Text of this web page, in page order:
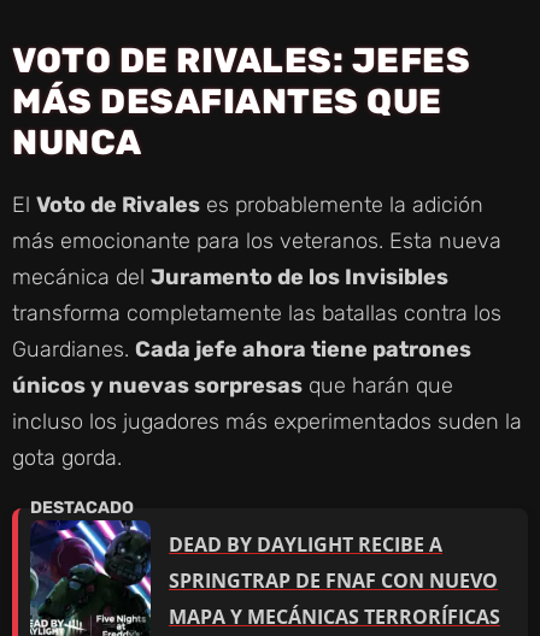
VOTO DE RIVALES: JEFES
MÁS DESAFIANTES QUE
NUNCA
El Voto de Rivales es probablemente la adición
más emocionante para los veteranos. Esta nueva
mecánica del Juramento de los Invisibles
transforma completamente las batallas contra los
Guardianes. Cada jefe ahora tiene patrones
únicos y nuevas sorpresas que harán que
incluso los jugadores más experimentados suden la
gota gorda.
DEAD BY DAYLIGHT RECIBE A
SPRINGTRAP DE FNAF CON NUEVO
MAPA Y MECÁNICAS TERRORÍFICAS